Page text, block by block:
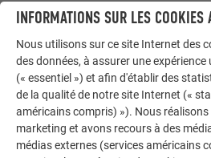
devait être fermée et mettre l’accent
lumière. En collaboration avec la
Mirco Urban (UrbanArchitektur) a
façade ingénieuse avec une
bacs. Le résultat est édifiant : une
faire artisanal et raffinement
obtenue que grâce au concept
INFORMATIONS SUR LES COOKIES
Nous utilisons sur ce site Internet des
des données, à assurer une
(« essentiel ») et afin d'établir des
de la qualité de notre site Internet («
américains compris) »). Nous
marketing et avons recours à des
médias externes (services américains